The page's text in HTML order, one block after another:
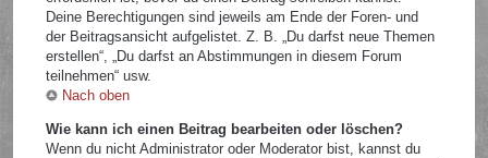
Deine Berechtigungen sind jeweils am Ende der Foren- und
der Beitragsansicht aufgelistet. Z. B. „Du darfst neue Themen
erstellen“, „Du darfst an Abstimmungen in diesem Forum
teilnehmen“ usw.
Nach oben
Wie kann ich einen Beitrag bearbeiten oder löschen?
Wenn du nicht Administrator oder Moderator bist, kannst du